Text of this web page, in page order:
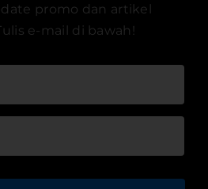
promo dan artikel
e-mail di bawah!